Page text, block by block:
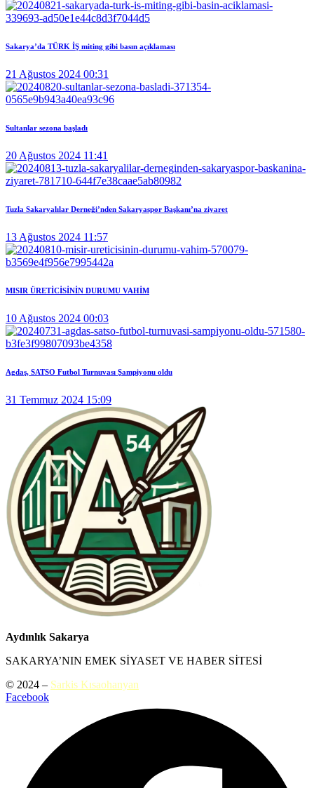
Sakarya’da TÜRK İŞ miting gibi basın açıklaması
21 Ağustos 2024 00:31
Sultanlar sezona başladı
20 Ağustos 2024 11:41
Tuzla Sakaryalılar Derneği’nden Sakaryaspor Başkanı’na ziyaret
13 Ağustos 2024 11:57
MISIR ÜRETİCİSİNİN DURUMU VAHİM
10 Ağustos 2024 00:03
Agdaş, SATSO Futbol Turnuvası Şampiyonu oldu
31 Temmuz 2024 15:09
Aydınlık Sakarya
SAKARYA’NIN EMEK SİYASET VE HABER SİTESİ
© 2024 – Sarkis Kısaohanyan
Facebook